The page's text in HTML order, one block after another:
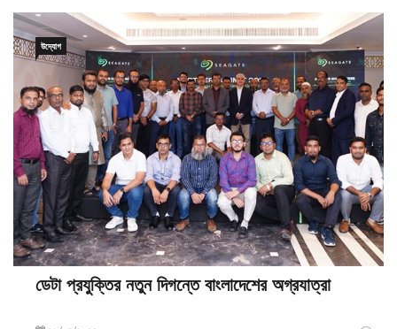
উদ্যোগ
ডেটা প্রযুক্তির নতুন দিগন্তে বাংলাদেশের অগ্রযাত্রা